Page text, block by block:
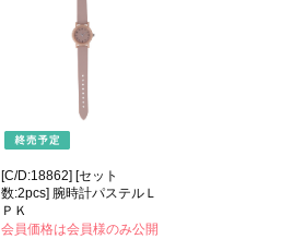
[C/D:18862] [セット
数:2pcs] 腕時計パステルＬ
ＰＫ
会員価格は会員様のみ公開